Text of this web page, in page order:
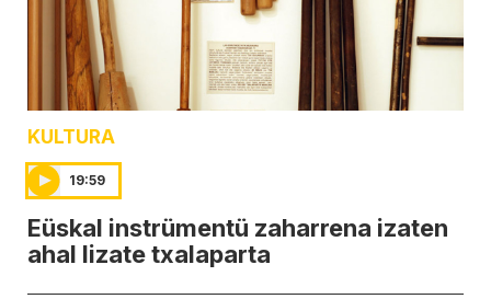
KULTURA
19:59
Eüskal instrümentü zaharrena izaten
ahal lizate txalaparta